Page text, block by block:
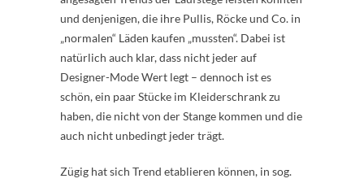
und denjenigen, die ihre Pullis, Röcke und Co. in
„normalen“ Läden kaufen „mussten“. Dabei ist
natürlich auch klar, dass nicht jeder auf
Designer-Mode Wert legt – dennoch ist es
schön, ein paar Stücke im Kleiderschrank zu
haben, die nicht von der Stange kommen und die
auch nicht unbedingt jeder trägt.
Zügig hat sich Trend etablieren können, in sog.